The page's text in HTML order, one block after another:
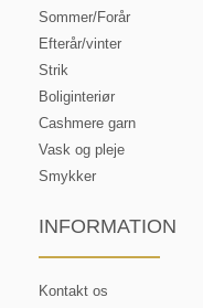
Sommer/Forår
Efterår/vinter
Strik
Boliginteriør
Cashmere garn
Vask og pleje
Smykker
INFORMATION
Kontakt os